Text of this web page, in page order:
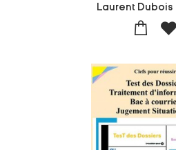
Laurent Dubois